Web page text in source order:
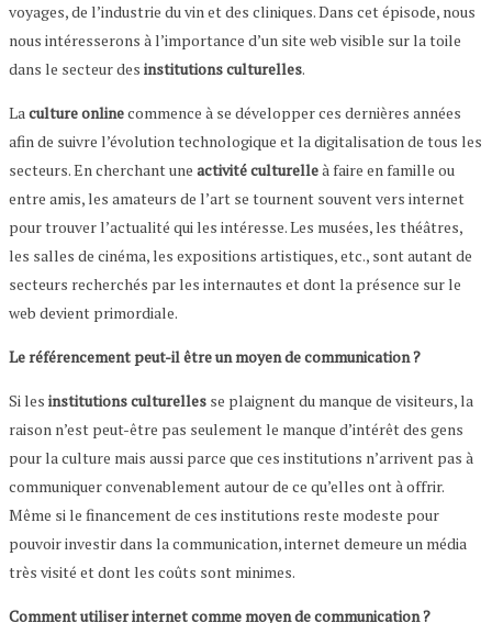
voyages, de l’industrie du vin et des cliniques. Dans cet épisode, nous
nous intéresserons à l’importance d’un site web visible sur la toile
dans le secteur des institutions culturelles.
Laculture onlinecommence à se développer ces dernières années
afin de suivre l’évolution technologique et la digitalisation de tous les
secteurs. En cherchant une activité culturelleà faire en famille ou
entre amis, les amateurs de l’art se tournent souvent vers internet
pour trouver l’actualité qui les intéresse. Les musées, les théâtres,
les salles de cinéma, les expositions artistiques, etc., sont autant de
secteurs recherchés par les internautes et dont la présence sur le
web devient primordiale.
Le référencement peut-il être un moyen de communication ?
Si les institutions culturelles se plaignent du manque de visiteurs, la
raison n’est peut-être pas seulement le manque d’intérêt des gens
pour la culture mais aussi parce que ces institutions n’arrivent pas à
communiquer convenablement autour de ce qu’elles ont à offrir.
Même si le financement de ces institutions reste modeste pour
pouvoir investir dans la communication, internet demeure un média
très visité et dont les coûts sont minimes.
Comment utiliser internet comme moyen de communication ?